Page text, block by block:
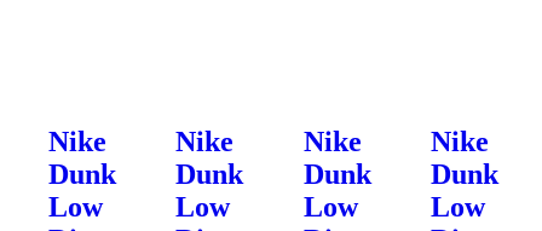
Nike
Dunk
Low
Nike
Dunk
Low
Nike
Dunk
Low
Nike
Dunk
Low